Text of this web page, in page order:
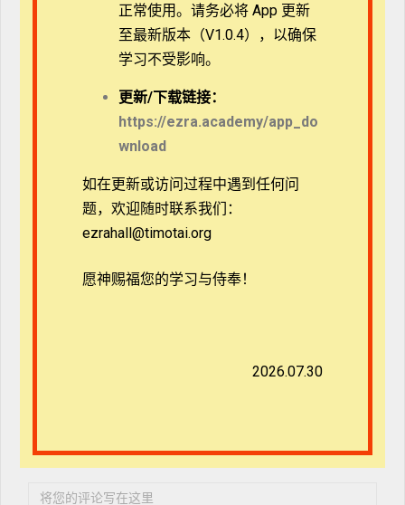
*本课程视频已获美国福音证主协会授权使用。谨此致
暂无评论
发表评论
正常使用。请务必将 App 更新
至最新版本（V1.0.4），以确保
学习不受影响。
更新/下载链接：
https://ezra.academy/app_do
wnload
如在更新或访问过程中遇到任何问
题，欢迎随时联系我们：
ezrahall@timotai.org
愿神赐福您的学习与侍奉！
2026.07.30